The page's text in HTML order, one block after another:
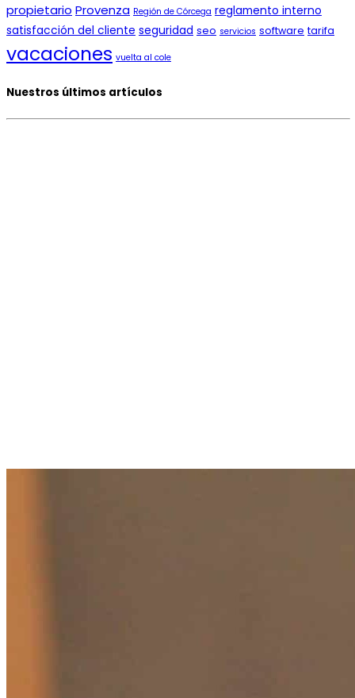
propietario Provenza Región de Córcega reglamento interno
satisfacción del cliente seguridad seo servicios software tarifa
vacaciones vuelta al cole
Nuestros últimos artículos